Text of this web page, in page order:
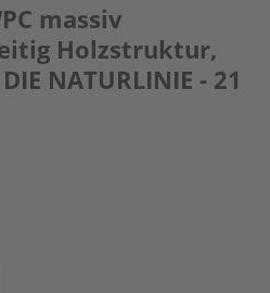
massiv
Holzstruktur,
NATURLINIE - 21